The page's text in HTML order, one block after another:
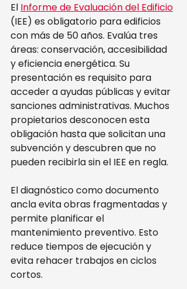
El Informe de Evaluación del Edificio
(IEE) es obligatorio para edificios
con más de 50 años. Evalúa tres
áreas: conservación, accesibilidad
y eficiencia energética. Su
presentación es requisito para
acceder a ayudas públicas y evitar
sanciones administrativas. Muchos
propietarios desconocen esta
obligación hasta que solicitan una
subvención y descubren que no
pueden recibirla sin el IEE en regla.
El diagnóstico como documento
ancla evita obras fragmentadas y
permite planificar el
mantenimiento preventivo. Esto
reduce tiempos de ejecución y
evita rehacer trabajos en ciclos
cortos.